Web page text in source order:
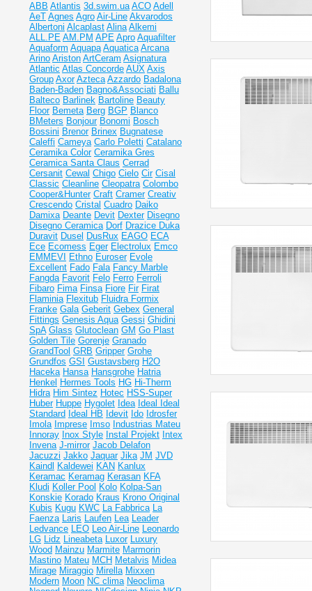
ABB Atlantis 3d.swim.ua ACO Adell
AeT Agnes Agro Air-Line Akvarodos
Albertoni Alcaplast Alina Alkemi
ALL.PE AM.PM APE Apro Aquafilter
Aquaform Aquapa Aquatica Arcana
Arino Ariston ArtCeram Asignatura
Atlantic Atlas Concorde AUX Axis
Group Axor Azteca Azzardo Badalona
Baden-Baden Bagno&Associati Ballu
Balteco Barlinek Bartoline Beauty
Floor Bemeta Berg BGP Blanco
BMeters Bonjour Bonomi Bosch
Bossini Brenor Brinex Bugnatese
Caleffi Cameya Carlo Poletti Catalano
Ceramika Color Ceramika Gres
Ceramiсa Santa Claus Cerrad
Cersanit Cewal Chigo Cielo Cir Cisal
Classic Cleanline Cleopatra Colombo
Cooper&Hunter Craft Cramer Creativ
Crescendo Cristal Cuadro Daiko
Damixa Deante Devit Dexter Disegno
Disegno Ceramica Dorf Drazice Duka
Duravit Dusel DusRux EAGO ECA
Ece Ecomess Eger Electrolux Emco
EMMEVI
Ethno Euroser Evole
Excellent Fado Fala Fancy Marble
Fangda Favorit Felo Ferro Ferroli
Fibaro Fima Finsa Fiore Fir Firat
Flaminia Flexitub Fluidra Formix
Franke Gala Geberit Gebex General
Fittings Genesis Aqua Gessi Ghidini
SpA Glass Glutoclean GM Go Plast
Golden Tile Gorenje Granado
GrandTool GRB Gripper Grohe
Grundfos GSI Gustavsberg H2O
Haceka Hansa Hansgrohe Hatria
Henkel Hermes Tools HG Hi-Therm
Hidra Him Sintez Hotec HSS-Super
Huber Huppe Hygolet Idea Ideal
Ideal
Standard Ideal НВ Idevit Ido Idrosfer
Imola Imprese Imso Industrias Mateu
Innoray Inox Style Instal Projekt Intex
Invena J-mirror Jacob Delafon
Jacuzzi Jakko Jaquar Jika JM JVD
Kaindl
Kaldewei KAN Kanlux
Keramac Keramag Kerasan KFA
Kludi Koller Pool Kolo Kolpa-San
Konskie Korado Kraus Krono Original
Kubis Kugu KWC La Fabbrica La
Faenza Laris Laufen Lea Leader
Ledvance LEO Leo Air-Line Leonardo
LG Lidz Lineabeta Luxor Luxury
Wood Mainzu Marmite Marmorin
Mastino Mateu MCH Metalvis Midea
Mirage Miraggio Mirella Mixxen
Modern Moon NC clima Neoclima